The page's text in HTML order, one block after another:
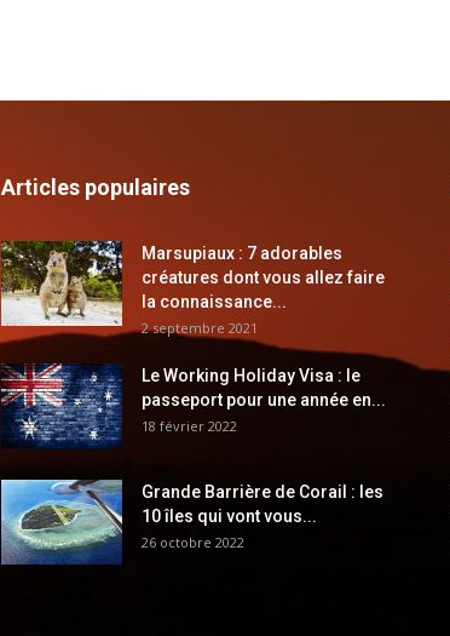
Articles populaires
Marsupiaux : 7 adorables
créatures dont vous allez faire
la connaissance...
2 septembre 2021
Le Working Holiday Visa : le
passeport pour une année en...
18 février 2022
Grande Barrière de Corail : les
10 îles qui vont vous...
26 octobre 2022